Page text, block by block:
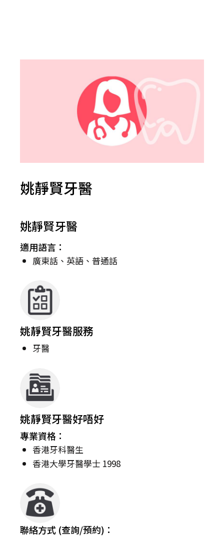
姚靜賢牙醫
姚靜賢牙醫
適用語言：
廣東話、英語、普通話
姚靜賢牙醫服務
牙醫
姚靜賢牙醫好唔好
專業資格：
香港牙科醫生
香港大學牙醫學士 1998
聯絡方式 (查詢/預約)：